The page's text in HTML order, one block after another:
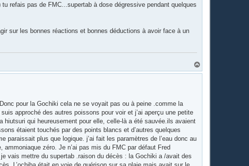
refais pas de FMC...supertab à dose dégressive pendant quelques
sur les bonnes réactions et bonnes déductions à avoir face à un
a
pour la Gochiki cela ne se voyait pas ou à peine .comme la
approché des autres poissons pour voir et j’ai aperçu une petite
hiutsuri qui heureusement pour elle, celle-là a été sauvée.ils avaient
étaient touchés par des points blancs et d’autres quelques
paraissait plus que logique. j’ai fait les paramètres de l’eau donc au
zéro. Je n’ai pas mis du FMC par défaut Fred
vais mettre du supertab .raison du décès : la Gochiki a /avait des